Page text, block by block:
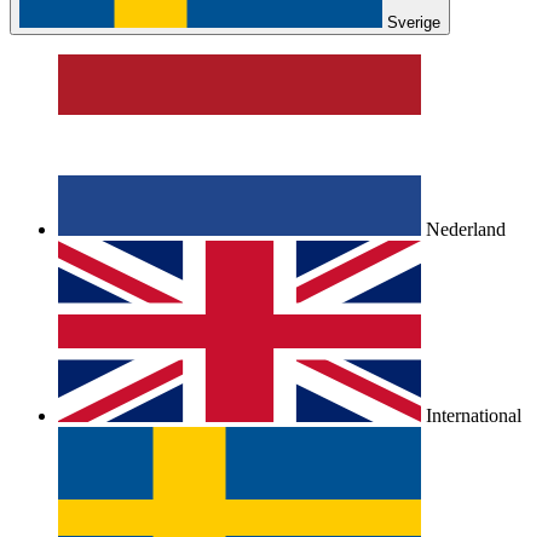
Sverige
Nederland
International